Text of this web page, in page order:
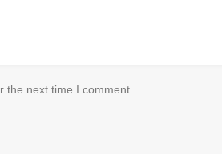
the next time I comment.